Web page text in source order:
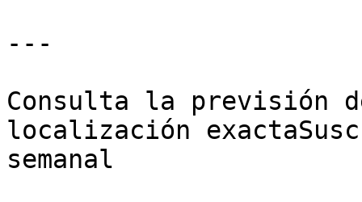
---
Consulta la previsión
localización
semanal